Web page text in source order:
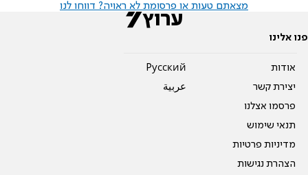
מצאתם טעות או פרסומת לא ראויה? דווחו לנו
פנו אלינו
אודות
יצירת קשר
פרסמו אצלנו
תנאי שימוש
מדיניות פרטיות
הצהרת נגישות
Pусский
عربية